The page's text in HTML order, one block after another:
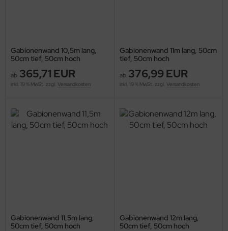
Gabionenwand 10,5m lang,
50cm tief, 50cm hoch
ab 365,71 EUR
inkl. 19 % MwSt. zzgl. Versandkosten
Gabionenwand 11m lang, 50cm
tief, 50cm hoch
ab 376,99 EUR
inkl. 19 % MwSt. zzgl. Versandkosten
Gabionenwand 11,5m lang,
50cm tief, 50cm hoch
Gabionenwand 12m lang,
50cm tief, 50cm hoch